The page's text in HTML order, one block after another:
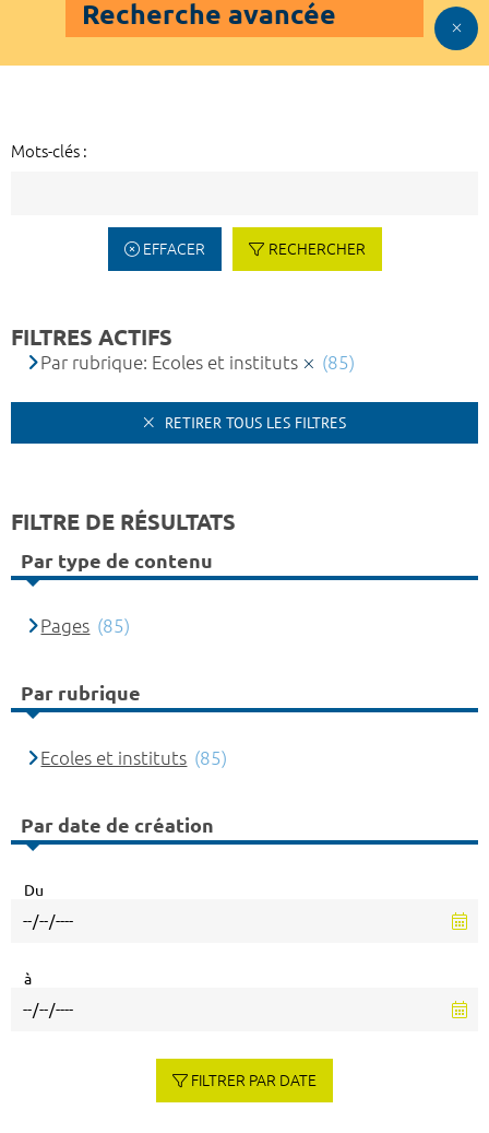
Recherche avancée
Mots-clés :
EFFACER RECHERCHER
FILTRES ACTIFS
Par rubrique: Ecoles et instituts (85)
RETIRER TOUS LES FILTRES
FILTRE DE RÉSULTATS
Par type de contenu
Pages (85)
Par rubrique
Ecoles et instituts (85)
Par date de création
Du
à
FILTRER PAR DATE